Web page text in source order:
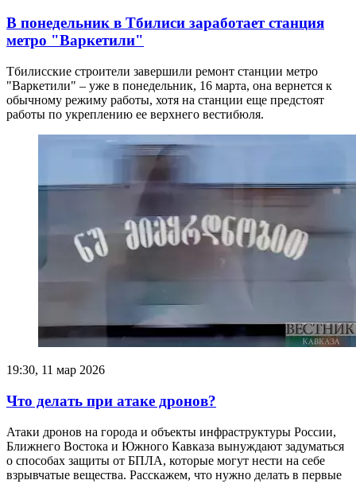
В понедельник в Тбилиси заработает станция
метро "Варкетили"
Тбилисские строители завершили ремонт станции метро
"Варкетили" – уже в понедельник, 16 марта, она вернется к
обычному режиму работы, хотя на станции еще предстоят
работы по укреплению ее верхнего вестибюля.
19:30, 11 мар 2026
Что делать при атаке дронов?
Атаки дронов на города и объекты инфраструктуры России,
Ближнего Востока и Южного Кавказа вынуждают задуматься
о способах защиты от БПЛА, которые могут нести на себе
взрывчатые вещества. Расскажем, что нужно делать в первые